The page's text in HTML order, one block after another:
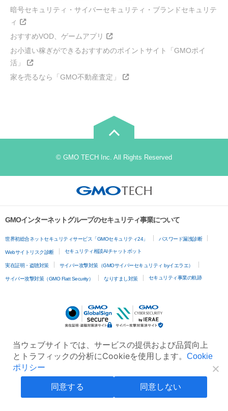
暗号セキュリティ・サイバーセキュリティ・ブランドセキュリテ
ィ
おすすめVOD、ゲームアプリ
お小遣い稼ぎができるおすすめのポイントサイト「GMOポイ
活」
家を売るなら「GMO不動産査定」
© GMO TECH Inc. All Rights Reserved
GMOインターネットグループのセキュリティ事業について
世界初総合ネットセキュリティサービス「GMOセキュリティ24」 パスワード漏洩診断
Webサイトリスク診断 セキュリティ相談AIチャットボット
実在証明・盗聴対策 サイバー攻撃対策（GMOサイバーセキュリティ byイエラエ）
サイバー攻撃対策（GMO Flatt Security） なりすまし対策 セキュリティ事業の軌跡
当ウェブサイトでは、サービスの提供および品質向上
とトラフィックの分析にCookieを使用します。 Cookie
ポリシー
同意する 同意しない無料診断